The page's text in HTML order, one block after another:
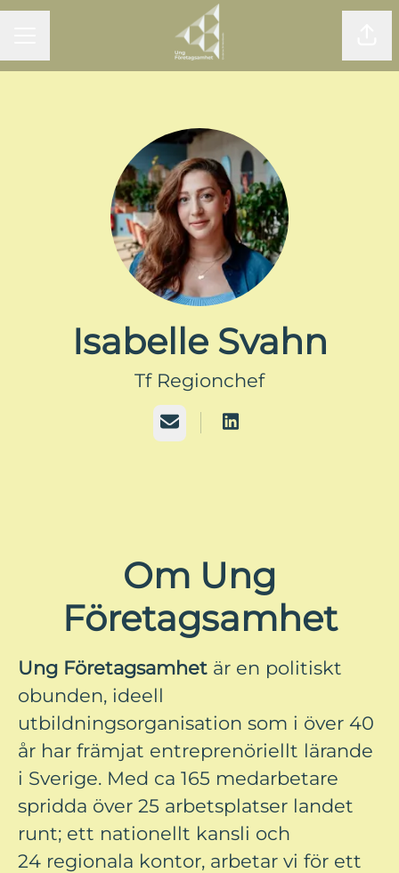
Isabelle Svahn
Tf Regionchef
E-post
Om Ung
Företagsamhet
Ung Företagsamhet är en politiskt
obunden, ideell
utbildningsorganisation som i över 40
år har främjat entreprenöriellt lärande
i Sverige. Med ca 165 medarbetare
spridda över 25 arbetsplatser landet
runt; ett nationellt kansli och
24 regionala kontor, arbetar vi för ett